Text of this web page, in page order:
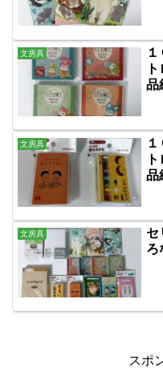
文房具
品
文房具
品
文房具
セ
ろ
スポ